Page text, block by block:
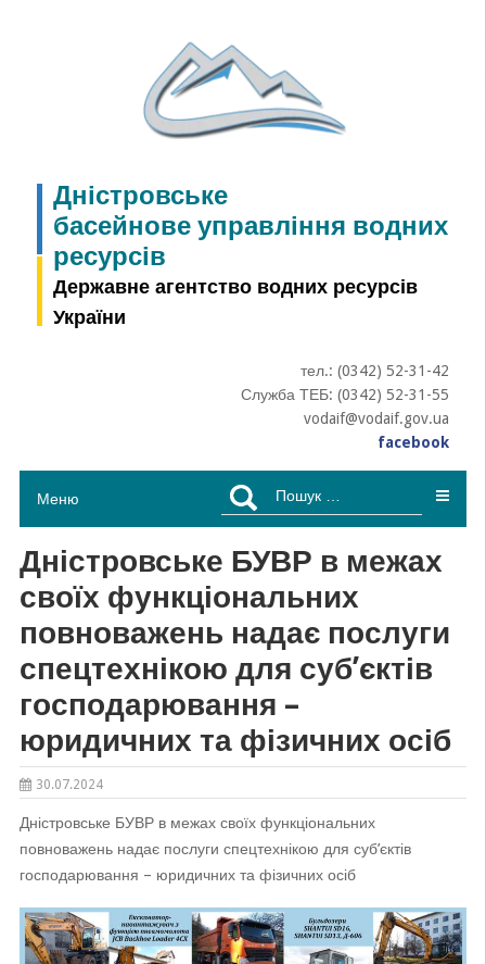
Дністровське
басейнове управління водних
ресурсів
Державне агентство водних ресурсів
України
тел.: (0342) 52-31-42
Служба ТЕБ: (0342) 52-31-55
vodaif@vodaif.gov.ua
facebook
Меню
Пошук:
Дністровське БУВР в межах
своїх функціональних
повноважень надає послуги
спецтехнікою для суб’єктів
господарювання –
юридичних та фізичних осіб
30.07.2024
Дністровське БУВР в межах своїх функціональних
повноважень надає послуги спецтехнікою для суб’єктів
господарювання – юридичних та фізичних осіб